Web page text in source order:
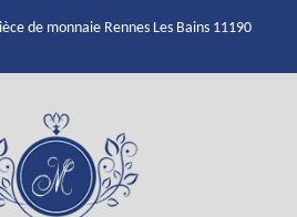
de monnaie Rennes Les Bains 11190